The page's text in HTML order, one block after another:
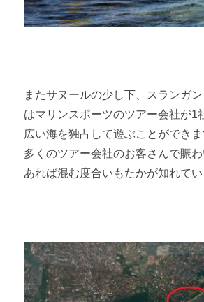
またサヌールの少し下、スランガ
はマリンスポーツのツアー会社が1
広い海を独占して遊ぶことができ
多くのツアー会社のお客さんで賑
あれば混む度合いもたかが知れてい